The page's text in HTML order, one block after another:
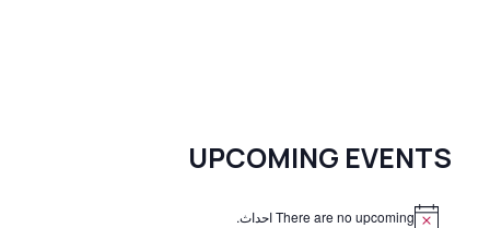
UPCOMING EVENTS
There are no upcoming احداث.